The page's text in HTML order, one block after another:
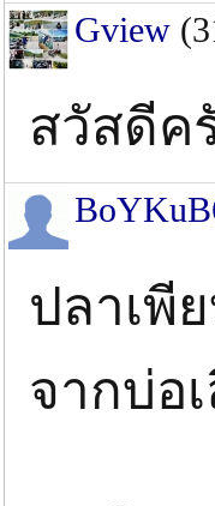
Gview
สวัสดีค
ปลาเพี
จากบ่อ